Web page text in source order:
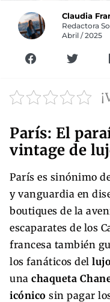
Claudia
Redactora
Abril / 2025
París: El
vintage de
París es sinónimo
y vanguardia en
boutiques de la
escaparates de los
francesa también
los fanáticos del
una chaqueta
icónico sin pagar